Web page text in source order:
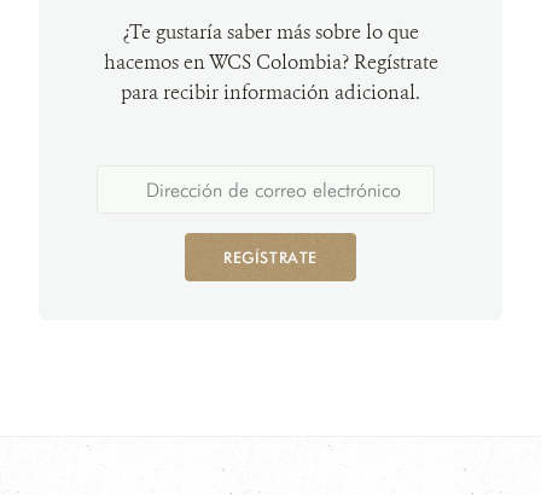
¿Te gustaría saber más sobre lo que
hacemos en WCS Colombia? Regístrate
para recibir información adicional.
REGÍSTRATE